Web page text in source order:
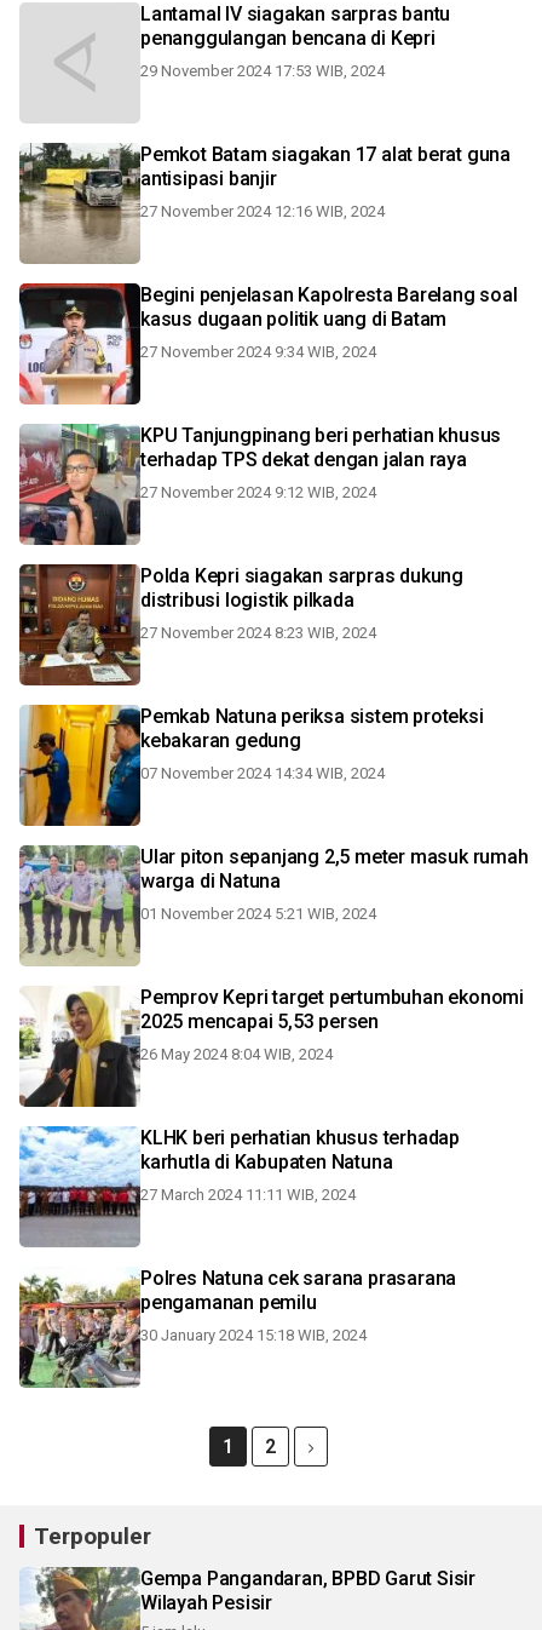
Lantamal IV siagakan sarpras bantu
penanggulangan bencana di Kepri
29 November 2024 17:53 WIB, 2024
Pemkot Batam siagakan 17 alat berat guna
antisipasi banjir
27 November 2024 12:16 WIB, 2024
Begini penjelasan Kapolresta Barelang soal
kasus dugaan politik uang di Batam
27 November 2024 9:34 WIB, 2024
KPU Tanjungpinang beri perhatian khusus
terhadap TPS dekat dengan jalan raya
27 November 2024 9:12 WIB, 2024
Polda Kepri siagakan sarpras dukung
distribusi logistik pilkada
27 November 2024 8:23 WIB, 2024
Pemkab Natuna periksa sistem proteksi
kebakaran gedung
07 November 2024 14:34 WIB, 2024
Ular piton sepanjang 2,5 meter masuk rumah
warga di Natuna
01 November 2024 5:21 WIB, 2024
Pemprov Kepri target pertumbuhan ekonomi
2025 mencapai 5,53 persen
26 May 2024 8:04 WIB, 2024
KLHK beri perhatian khusus terhadap
karhutla di Kabupaten Natuna
27 March 2024 11:11 WIB, 2024
Polres Natuna cek sarana prasarana
pengamanan pemilu
30 January 2024 15:18 WIB, 2024
1 2
Terpopuler
Gempa Pangandaran, BPBD Garut Sisir
Wilayah Pesisir